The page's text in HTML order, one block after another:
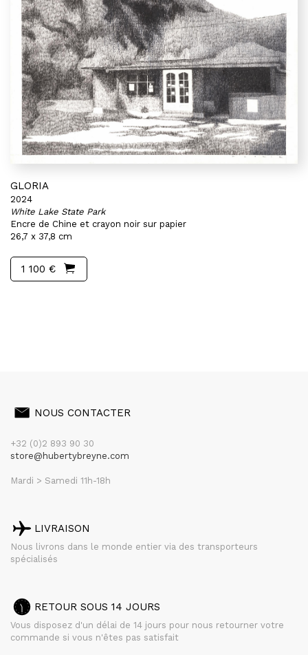
GLORIA
2024
White Lake State Park
Encre de Chine et crayon noir sur papier
26,7 x 37,8 cm
1 100 €
NOUS CONTACTER
+32 (0)2 893 90 30
store@hubertybreyne.com
Mardi > Samedi 11h-18h
LIVRAISON
Nous livrons dans le monde entier via des transporteurs
spécialisés
RETOUR SOUS 14 JOURS
Vous disposez d'un délai de 14 jours pour nous retourner votre
commande si vous n'êtes pas satisfait